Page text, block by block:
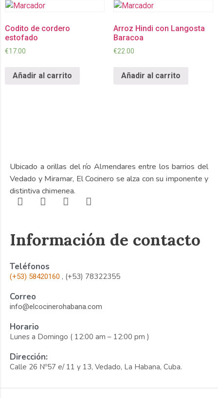
Codito de cordero
estofado
€17.00
Añadir al carrito
Arroz Hindi con Langosta
Baracoa
€22.00
Añadir al carrito
Ubicado a orillas del río Almendares entre los barrios del
Vedado y Miramar, El Cocinero se alza con su imponente y
distintiva chimenea.
Información de contacto
Teléfonos
(+53) 58420160 , (+53) 78322355
Correo
info@elcocinerohabana.com
Horario
Lunes a Domingo ( 12:00 am – 12:00 pm )
Dirección:
Calle 26 Nº57 e/ 11 y 13, Vedado, La Habana, Cuba.